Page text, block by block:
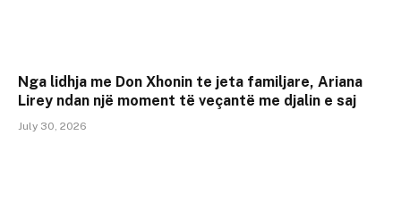
Nga lidhja me Don Xhonin te jeta familjare, Ariana
Lirey ndan një moment të veçantë me djalin e saj
July 30, 2026